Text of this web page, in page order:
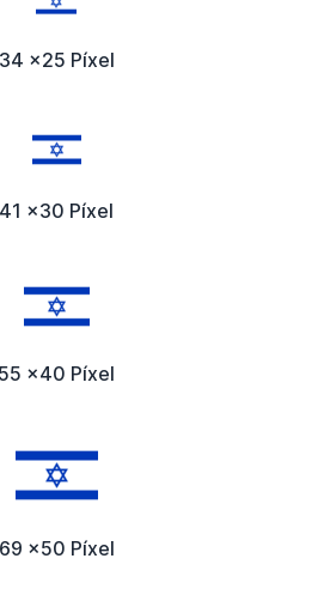
34 x25 Píxel
41 x30 Píxel
55 x40 Píxel
69 x50 Píxel